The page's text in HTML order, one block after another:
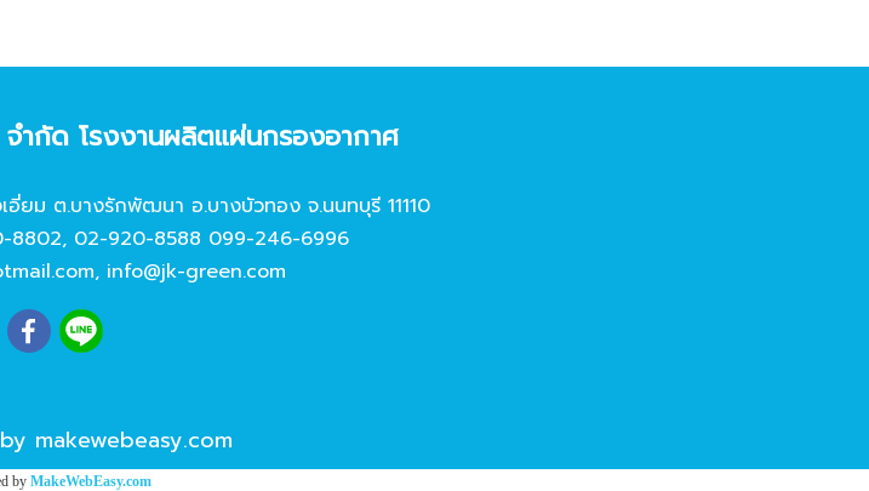
ากัด โรงงานผลิตแผ่นกรองอากาศ
ยม ต.บางรักพัฒนา อ.บางบัวทอง จ.นนทบุรี 11110
8802, 02-920-8588 099-246-6996
, info@jk-green.com
makewebeasy.com
by MakeWebEasy.com